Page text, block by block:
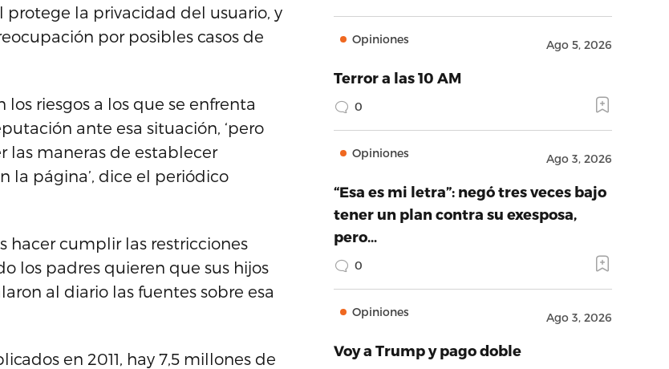
la privacidad del usuario, y
por posibles casos de
riesgos a los que se enfrenta
ante esa situación, ‘pero
las maneras de establecer
la página’, dice el periódico
hacer cumplir las restricciones
los padres quieren que sus hijos
al diario las fuentes sobre esa
en 2011, hay 7,5 millones de
Opiniones Ago 5, 2026
Terror a las 10 AM
0
Opiniones Ago 3, 2026
“Esa es mi letra”: negó tres veces bajo
tener un plan contra su exesposa,
pero…
0
Opiniones Ago 3, 2026
Voy a Trump y pago doble